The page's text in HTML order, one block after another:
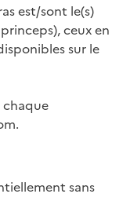
est/sont le(s)
ceux en
sur le
chaque
sans